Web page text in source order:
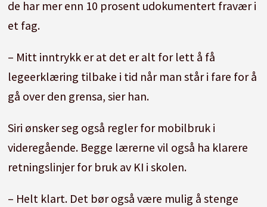
de har mer enn 10 prosent udokumentert fravær i
et fag.
– Mitt inntrykk er at det er alt for lett å få
legeerklæring tilbake i tid når man står i fare for å
gå over den grensa, sier han.
Siri ønsker seg også regler for mobilbruk i
videregående. Begge lærerne vil også ha klarere
retningslinjer for bruk av KI i skolen.
– Helt klart. Det bør også være mulig å stenge